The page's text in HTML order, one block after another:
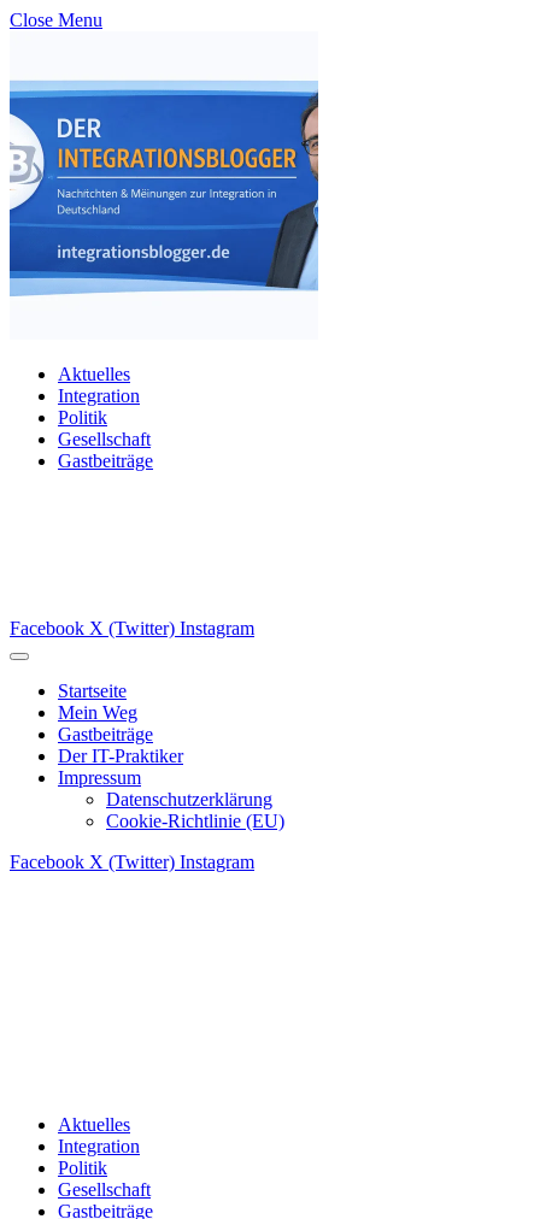
Close Menu
Aktuelles
Integration
Politik
Gesellschaft
Gastbeiträge
Facebook X (Twitter) Instagram
Startseite
Mein Weg
Gastbeiträge
Der IT-Praktiker
Impressum
Datenschutzerklärung
Cookie-Richtlinie (EU)
Facebook X (Twitter) Instagram
Aktuelles
Integration
Politik
Gesellschaft
Gastbeiträge